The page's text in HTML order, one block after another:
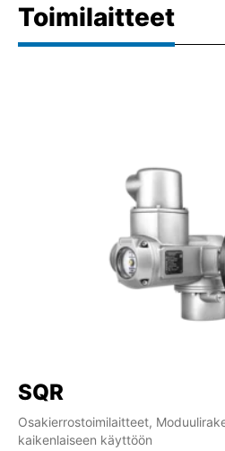
Toimilaitteet
SQR
Osakierrostoimilaitteet,
kaikenlaiseen käyttöön